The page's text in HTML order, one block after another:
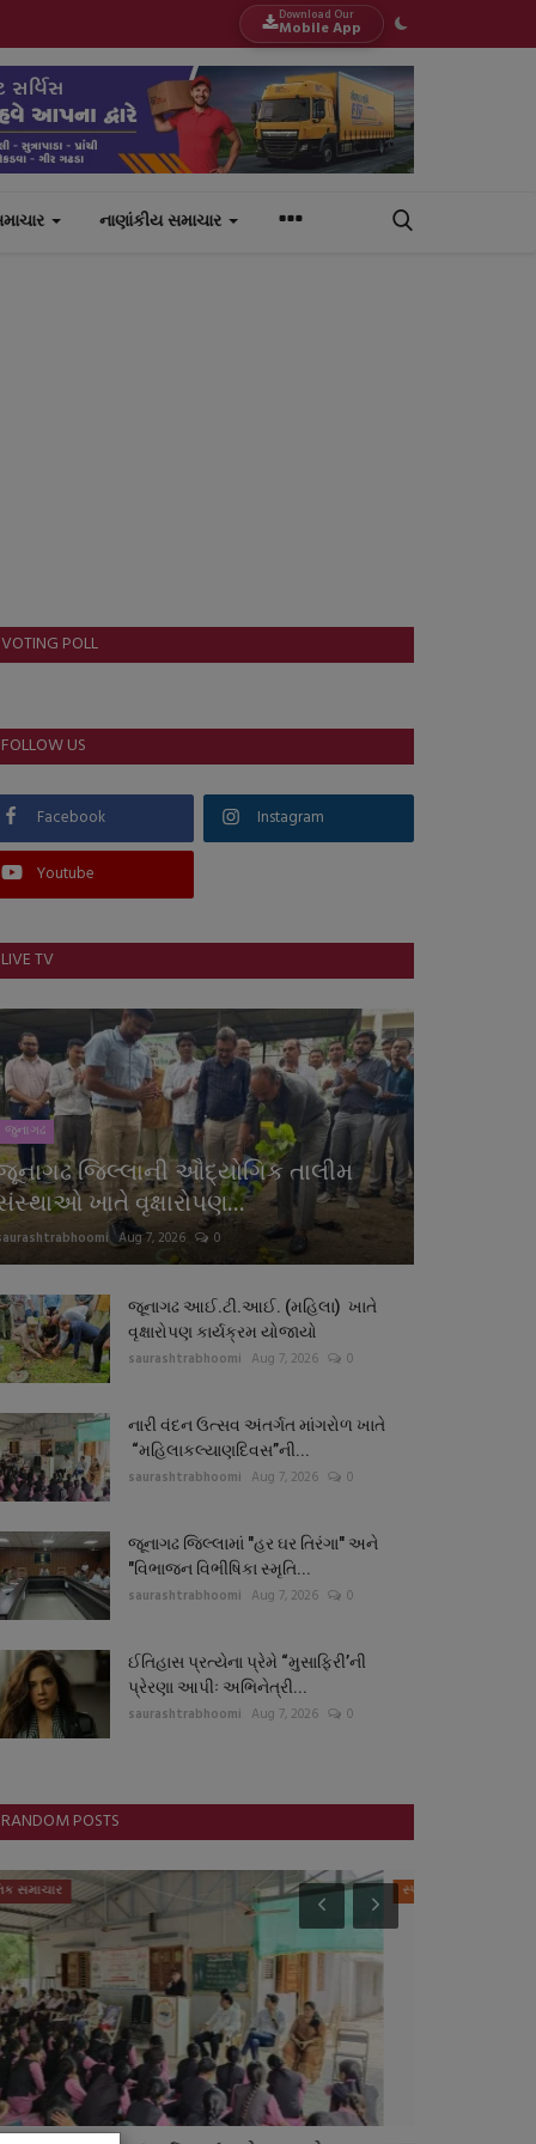
Download Our
Mobile App
નાણાંકીય સમાચાર
VOTING POLL
FOLLOW US
Facebook Instagram
Youtube
LIVE TV
જુનાગઢ
જિલ્લાની ઔદ્યોગિક તાલીમ
ખાતે વૃક્ષારોપણ...
Aug 7, 2026 0
જૂનાગઢ આઈ.ટી.આઈ. (મહિલા) ખાતે
વૃક્ષારોપણ કાર્યક્રમ યોજાયો
saurashtrabhoomi Aug 7, 2026 0
નારી વંદન ઉત્સવ અંતર્ગત માંગરોળ ખાતે
“મહિલાકલ્યાણદિવસ”ની...
saurashtrabhoomi Aug 7, 2026 0
જૂનાગઢ જિલ્લામાં "હર ઘર તિરંગા" અને
"વિભાજન વિભીષિકા સ્મૃતિ...
saurashtrabhoomi Aug 7, 2026 0
ઈતિહાસ પ્રત્યેના પ્રેમે “મુસાફિરી’ની
પ્રેરણા આપીઃ અભિનેત્રી...
saurashtrabhoomi Aug 7, 2026 0
RANDOM POSTS
સ્પોર્ટ્સ